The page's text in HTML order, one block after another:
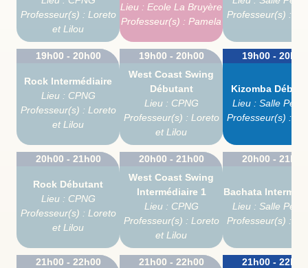
Professeur(s) : Loreto
et Lilou
Lieu : Ecole La Bruyère
Professeur(s) : Pamela
Professeur(s) :
19h00 - 20h00
Rock Intermédiaire
Lieu : CPNG
Professeur(s) : Loreto
et Lilou
19h00 - 20h00
West Coast Swing
Débutant
Lieu : CPNG
Professeur(s) : Loreto
et Lilou
19h00 - 20h00
Kizomba
Lieu : Salle
Professeur(s) :
20h00 - 21h00
Rock Débutant
Lieu : CPNG
Professeur(s) : Loreto
et Lilou
20h00 - 21h00
West Coast Swing
Intermédiaire 1
Lieu : CPNG
Professeur(s) : Loreto
et Lilou
20h00 - 21h00
Bachata
Lieu : Salle
Professeur(s) :
21h00 - 22h00
21h00 - 22h00
21h00 - 22h00